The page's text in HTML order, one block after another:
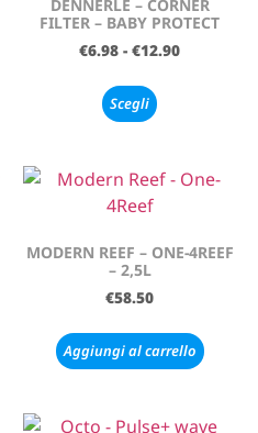
DENNERLE – CORNER
FILTER – BABY PROTECT
€6.98 - €12.90
Scegli
MODERN REEF – ONE-4REEF
– 2,5L
€58.50
Aggiungi al carrello